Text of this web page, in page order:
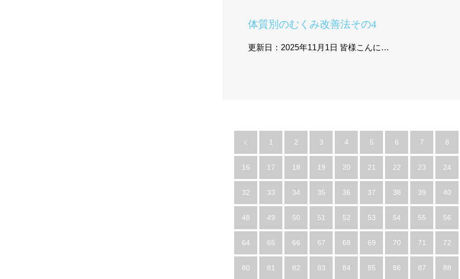
体質別のむくみ改善法その4
更新日：2025年11月1日 皆様こんに…
1 2 3 4 5 6 7 8
16 17 18 19 20 21 22 23 24
32 33 34 35 36 37 38 39 40
48 49 50 51 52 53 54 55 56
64 65 66 67 68 69 70 71 72
80 81 82 83 84 85 86 87 88